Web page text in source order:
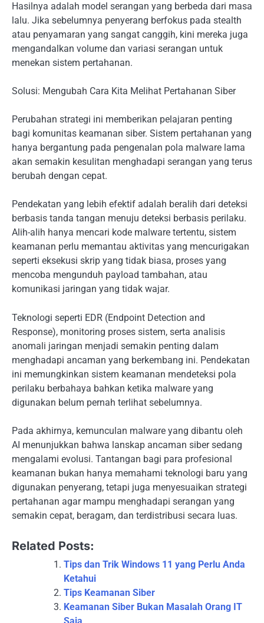
Hasilnya adalah model serangan yang berbeda dari masa
lalu. Jika sebelumnya penyerang berfokus pada stealth
atau penyamaran yang sangat canggih, kini mereka juga
mengandalkan volume dan variasi serangan untuk
menekan sistem pertahanan.
Solusi: Mengubah Cara Kita Melihat Pertahanan Siber
Perubahan strategi ini memberikan pelajaran penting
bagi komunitas keamanan siber. Sistem pertahanan yang
hanya bergantung pada pengenalan pola malware lama
akan semakin kesulitan menghadapi serangan yang terus
berubah dengan cepat.
Pendekatan yang lebih efektif adalah beralih dari deteksi
berbasis tanda tangan menuju deteksi berbasis perilaku.
Alih-alih hanya mencari kode malware tertentu, sistem
keamanan perlu memantau aktivitas yang mencurigakan
seperti eksekusi skrip yang tidak biasa, proses yang
mencoba mengunduh payload tambahan, atau
komunikasi jaringan yang tidak wajar.
Teknologi seperti EDR (Endpoint Detection and
Response), monitoring proses sistem, serta analisis
anomali jaringan menjadi semakin penting dalam
menghadapi ancaman yang berkembang ini. Pendekatan
ini memungkinkan sistem keamanan mendeteksi pola
perilaku berbahaya bahkan ketika malware yang
digunakan belum pernah terlihat sebelumnya.
Pada akhirnya, kemunculan malware yang dibantu oleh
AI menunjukkan bahwa lanskap ancaman siber sedang
mengalami evolusi. Tantangan bagi para profesional
keamanan bukan hanya memahami teknologi baru yang
digunakan penyerang, tetapi juga menyesuaikan strategi
pertahanan agar mampu menghadapi serangan yang
semakin cepat, beragam, dan terdistribusi secara luas.
Related Posts:
Tips dan Trik Windows 11 yang Perlu Anda
Ketahui
Tips Keamanan Siber
Keamanan Siber Bukan Masalah Orang IT